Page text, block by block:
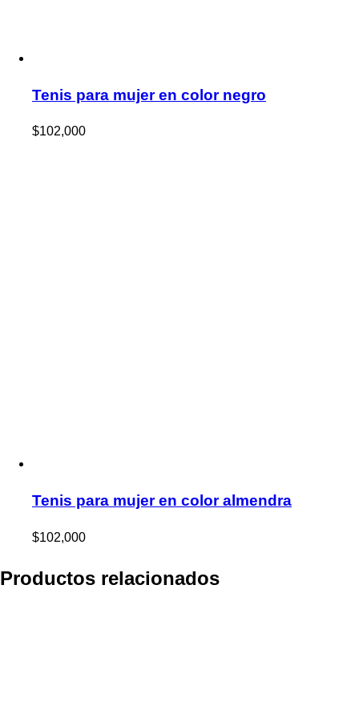
Tenis para mujer en color negro
$102,000
Tenis para mujer en color almendra
$102,000
Productos relacionados